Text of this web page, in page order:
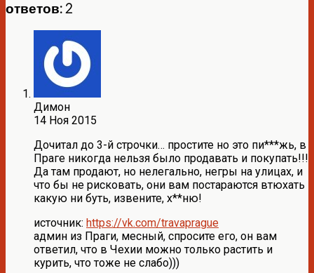
ответов: 2
Димон
14 Ноя 2015
Дочитал до 3-й строчки… простите но это пи***жь, в
Праге никогда нельзя было продавать и покупать!!!
Да там продают, но нелегально, негры на улицах, и
что бы не рисковать, они вам постараются втюхать
какую ни буть, извените, х**ню!
источник: https://vk.com/travaprague
админ из Праги, месный, спросите его, он вам
ответил, что в Чехии можно только растить и
курить, что тоже не слабо)))